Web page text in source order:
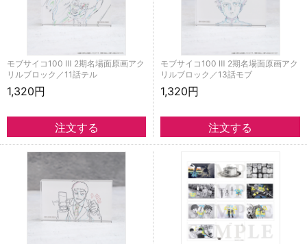
モブサイコ100 Ⅲ 2期名場面原画アク
リルブロック／11話テル
1,320円
モブサイコ100 Ⅲ 2期名場面原画アク
リルブロック／13話モブ
1,320円